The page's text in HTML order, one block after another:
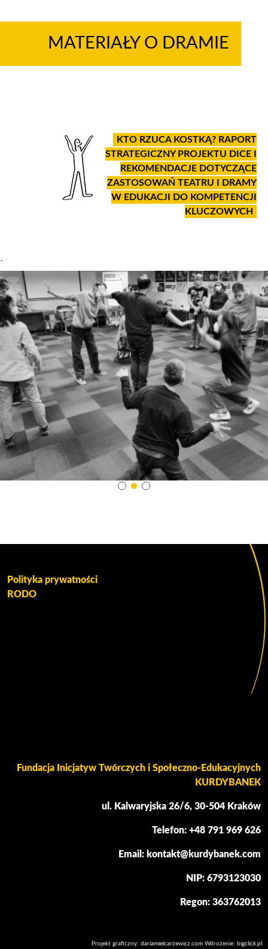
MATERIAŁY O DRAMIE
KTO RZUCA KOSTKĄ? RAPORT
STRATEGICZNY PROJEKTU DICE I
REKOMENDACJE DOTYCZĄCE
ZASTOSOWAŃ TEATRU I DRAMY
W EDUKACJI DO KOMPETENCJI
KLUCZOWYCH
`
Polityka prywatności
RODO
Fundacja Inicjatyw Twórczych i Społeczno-Edukacyjnych
KURDYBANEK
ul. Kalwaryjska 26/6, 30-504 Kraków
Telefon: +48 791 969 626
Email: kontakt@kurdybanek.com
NIP: 6793123030
Regon: 363762013
Projekt graficzny: dariamielcarzewicz.com Wdrożenie: bigclick.pl